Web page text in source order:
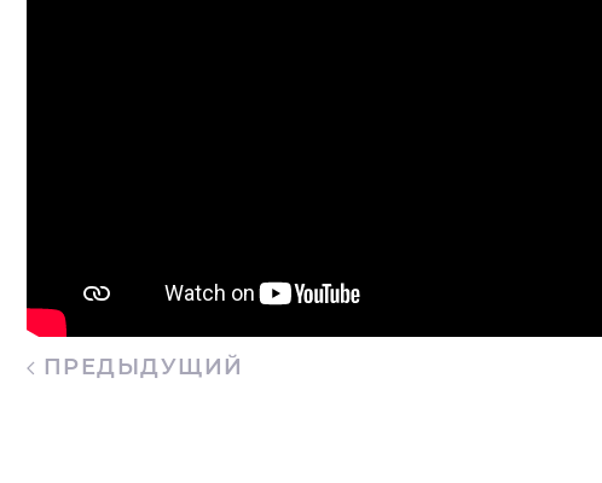
ПРЕДЫДУЩИЙ